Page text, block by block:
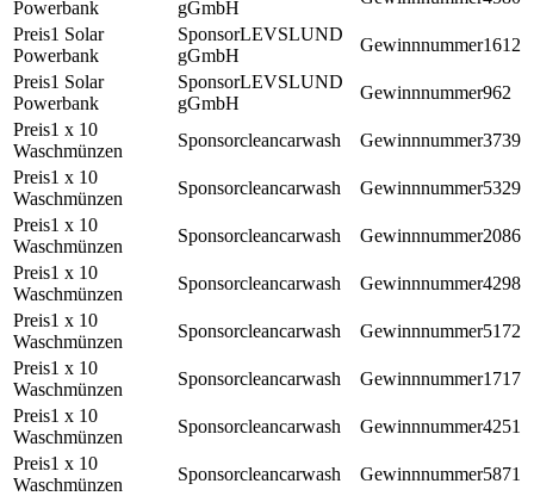
Powerbank
gGmbH
1 Solar
Powerbank
LEVSLUND
gGmbH
1612
1 Solar
Powerbank
LEVSLUND
gGmbH
962
1 x 10
Waschmünzen
cleancarwash
3739
1 x 10
Waschmünzen
cleancarwash
5329
1 x 10
Waschmünzen
cleancarwash
2086
1 x 10
Waschmünzen
cleancarwash
4298
1 x 10
Waschmünzen
cleancarwash
5172
1 x 10
Waschmünzen
cleancarwash
1717
1 x 10
Waschmünzen
cleancarwash
4251
1 x 10
Waschmünzen
cleancarwash
5871